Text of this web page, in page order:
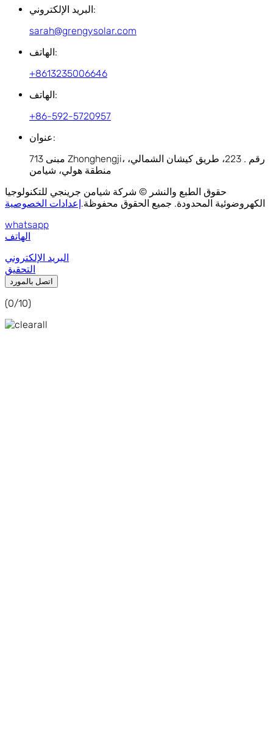
البريد الإلكتروني:
sarah@grengysolar.com
الهاتف:
+8613235006646
الهاتف:
+86-592-5720957
عنوان:
713 مبنى Zhonghengji، رقم . 223، طريق كيشان الشمالي،
منطقة هولي، شيامن
حقوق الطبع والنشر © شركة شيامن جرينجي للتكنولوجيا
الكهروضوئية المحدودة. جميع الحقوق محفوظة. إعدادات الخصوصية
whatsapp
الهاتف
البريد الإلكتروني
التحقيق
اتصل بالمورد
(0/10)